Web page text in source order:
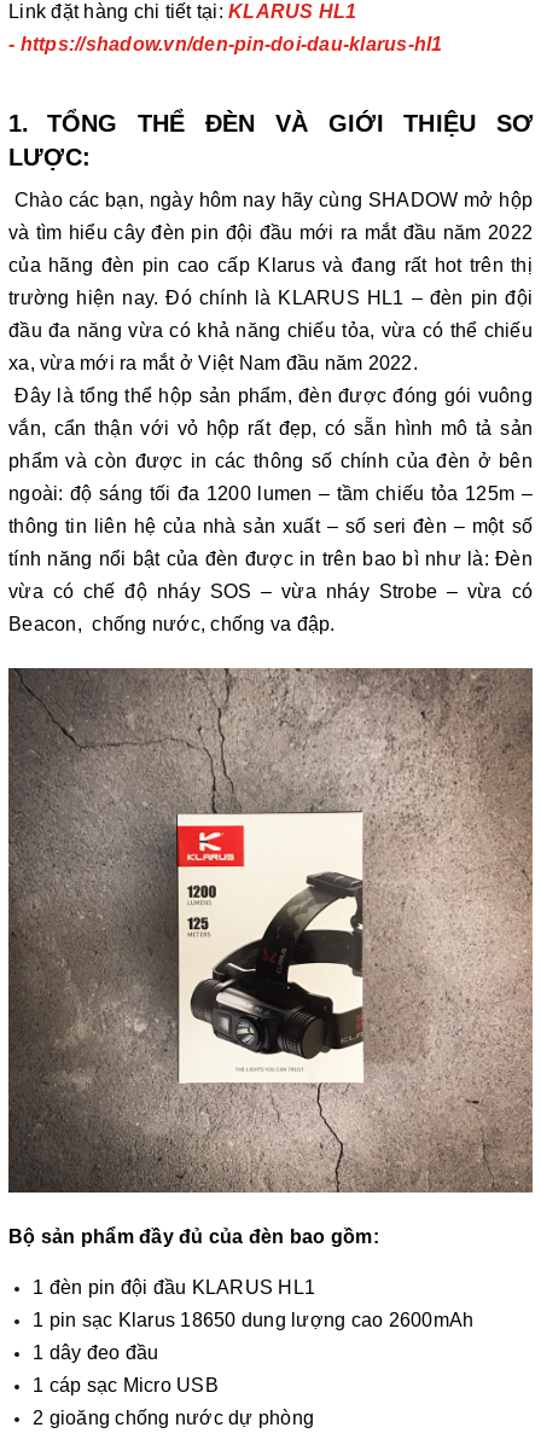
Link đặt hàng chi tiết tại: KLARUS HL1
- https://shadow.vn/den-pin-doi-dau-klarus-hl1
1.
TỔNG THỂ ĐÈN VÀ GIỚI THIỆU SƠ
LƯỢC:
Chào các bạn, ngày hôm nay hãy cùng SHADOW mở hộp
và tìm hiểu cây đèn pin đội đầu mới ra mắt đầu năm 2022
của hãng đèn pin cao cấp Klarus và đang rất hot trên thị
trường hiện nay. Đó chính là KLARUS HL1 – đèn pin đội
đầu đa năng vừa có khả năng chiếu tỏa, vừa có thể chiếu
xa, vừa mới ra mắt ở Việt Nam đầu năm 2022.
Đây là tổng thể hộp sản phẩm, đèn được đóng gói vuông
vắn, cẩn thận với vỏ hộp rất đẹp, có sẵn hình mô tả sản
phẩm và còn được in các thông số chính của đèn ở bên
ngoài: độ sáng tối đa 1200 lumen – tầm chiếu tỏa 125m –
thông tin liên hệ của nhà sản xuất – số seri đèn – một số
tính năng nổi bật của đèn được in trên bao bì như là: Đèn
vừa có chế độ nháy SOS – vừa nháy Strobe – vừa có
Beacon, chống nước, chống va đập.
Bộ sản phẩm đầy đủ của đèn bao gồm:
1 đèn pin đội đầu KLARUS HL1
1 pin sạc Klarus 18650 dung lượng cao 2600mAh
1 dây đeo đầu
1 cáp sạc Micro USB
2 gioăng chống nước dự phòng